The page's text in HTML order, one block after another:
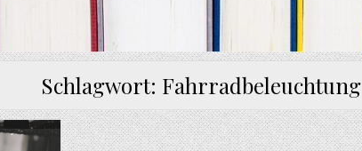
Schlagwort: Fahrradbeleuchtung